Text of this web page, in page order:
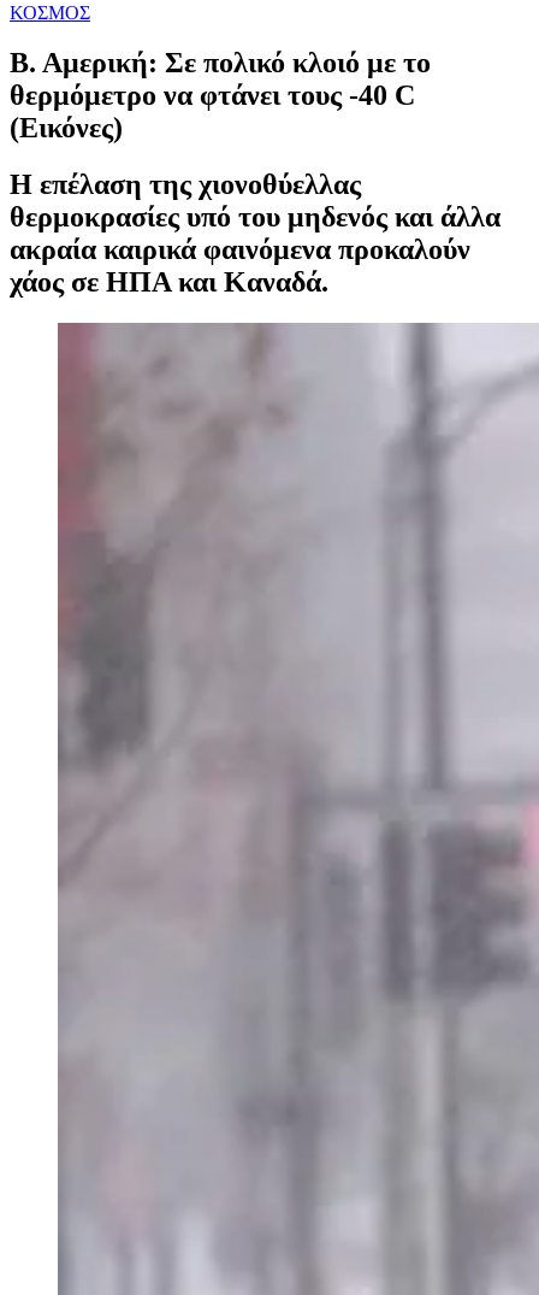
ΚΟΣΜΟΣ
Β. Αμερική: Σε πολικό κλοιό με το
θερμόμετρο να φτάνει τους -40 C
(Εικόνες)
H επέλαση της χιονοθύελλας
θερμοκρασίες υπό του μηδενός και άλλα
ακραία καιρικά φαινόμενα προκαλούν
χάος σε ΗΠΑ και Καναδά.